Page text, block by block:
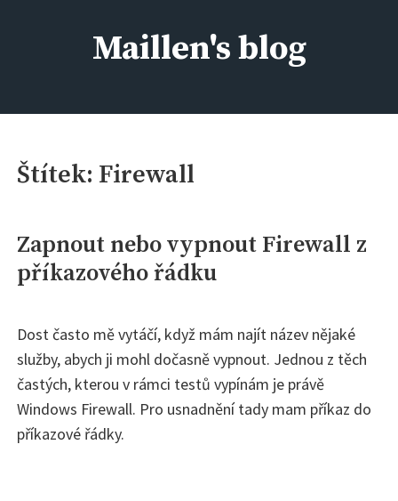
Maillen's blog
Štítek: Firewall
Zapnout nebo vypnout Firewall z
příkazového řádku
Dost často mě vytáčí, když mám najít název nějaké
služby, abych ji mohl dočasně vypnout. Jednou z těch
častých, kterou v rámci testů vypínám je právě
Windows Firewall. Pro usnadnění tady mam příkaz do
příkazové řádky.